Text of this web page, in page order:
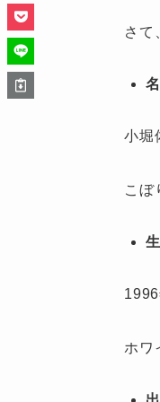
さて
小堀
こぼ
1996
ホワ